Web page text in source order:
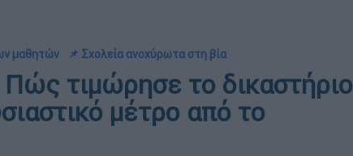
μαθητών 📌 Σχολεία ανοχύρωτα στη βία
τιμώρησε το δικαστήριο
μέτρο από το